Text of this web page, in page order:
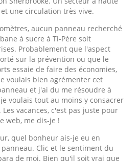
une circulation très vive.
aucun panneau recherché
à sucre à Ti-Père soit
Probablement que l'aspect
sur la prévention ou que le
essaie de faire des économies,
voulais bien agrémenter cet
et j'ai du me résoudre à
voulais tout au moins y consacrer
vacances, c'est pas juste pour
web, me dis-je !
quel bonheur ais-je eu en
Clic et le sentiment du
de moi. Bien qu'il soit vrai que